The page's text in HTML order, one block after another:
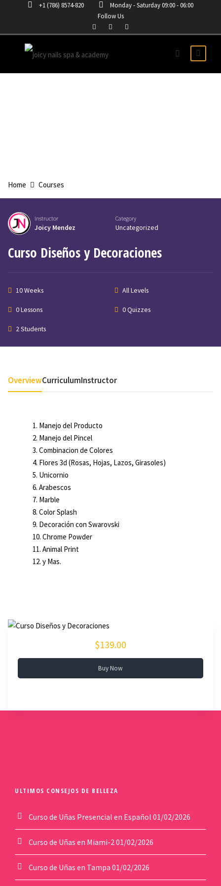
+1 (786) 8574-820
Monday - Saturday 09:00 - 06:00
Follow Us
Home Courses
Instructor
Joicy Mendez
Category
Uncategorized
Curso Diseños y Decoraciones
10 Weeks All Levels
0 Lessons 0 Quizzes
2 Students
OverviewCurriculumInstructor
Manejo del Producto
Manejo del Pincel
Combinacion de Colores
Flores 3d (Rosas, Hojas, Lazos, Girasoles)
Unicornio
Arabescos
Marble
Color Splash
Decoración con Swarovski
Chrome Powder
Animal Print
y Mas.
$139.00
Buy Now
ULTIMOS CONSEJOS DE BELLEZA
Curso de Uñas Presencial en Español 01/02/2026
Curso de Uñas en Miami-2 01/02/2026
Curso de Uñas en Tampa 01/02/2026